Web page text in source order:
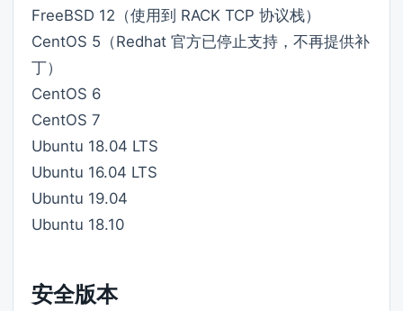
FreeBSD 12（使用到 RACK TCP 协议栈）
CentOS 5（Redhat 官方已停止支持，不再提供补
丁）
CentOS 6
CentOS 7
Ubuntu 18.04 LTS
Ubuntu 16.04 LTS
Ubuntu 19.04
Ubuntu 18.10
安全版本